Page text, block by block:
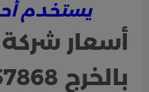
يستخدم
أسعار
بالخرج 0552557868